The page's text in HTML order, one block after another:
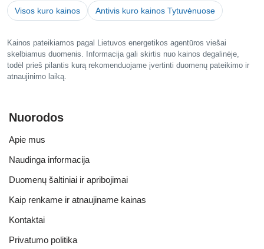
Visos kuro kainos Antivis kuro kainos Tytuvėnuose
Kainos pateikiamos pagal Lietuvos energetikos agentūros viešai
skelbiamus duomenis. Informacija gali skirtis nuo kainos degalinėje,
todėl prieš pilantis kurą rekomenduojame įvertinti duomenų pateikimo ir
atnaujinimo laiką.
Nuorodos
Apie mus
Naudinga informacija
Duomenų šaltiniai ir apribojimai
Kaip renkame ir atnaujiname kainas
Kontaktai
Privatumo politika